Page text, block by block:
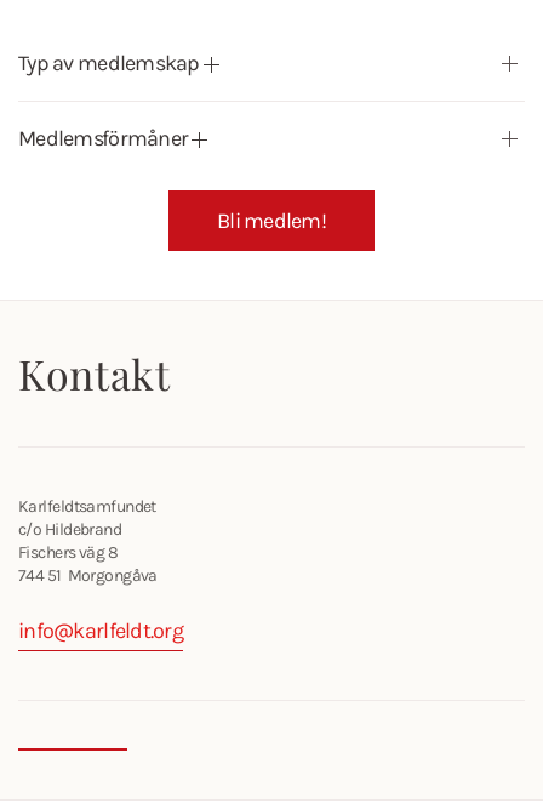
Typ av medlemskap
Medlemsförmåner
Bli medlem!
Kontakt
Karlfeldtsamfundet
c/o Hildebrand
Fischers väg 8
744 51 Morgongåva
info@karlfeldt.org